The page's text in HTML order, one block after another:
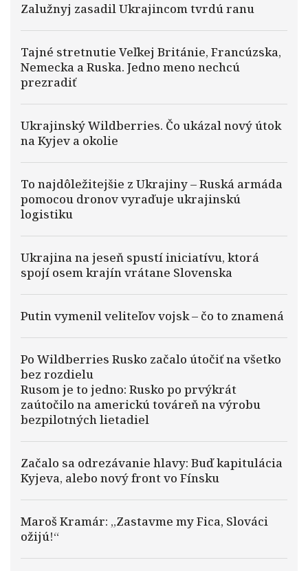
Zalužnyj zasadil Ukrajincom tvrdú ranu
Tajné stretnutie Veľkej Británie, Francúzska,
Nemecka a Ruska. Jedno meno nechcú
prezradiť
Ukrajinský Wildberries. Čo ukázal nový útok
na Kyjev a okolie
To najdôležitejšie z Ukrajiny – Ruská armáda
pomocou dronov vyraďuje ukrajinskú
logistiku
Ukrajina na jeseň spustí iniciatívu, ktorá
spojí osem krajín vrátane Slovenska
Putin vymenil veliteľov vojsk – čo to znamená
Po Wildberries Rusko začalo útočiť na všetko
bez rozdielu
Rusom je to jedno: Rusko po prvýkrát
zaútočilo na americkú továreň na výrobu
bezpilotných lietadiel
Začalo sa odrezávanie hlavy: Buď kapitulácia
Kyjeva, alebo nový front vo Fínsku
Maroš Kramár: „Zastavme my Fica, Slováci
ožijú!“